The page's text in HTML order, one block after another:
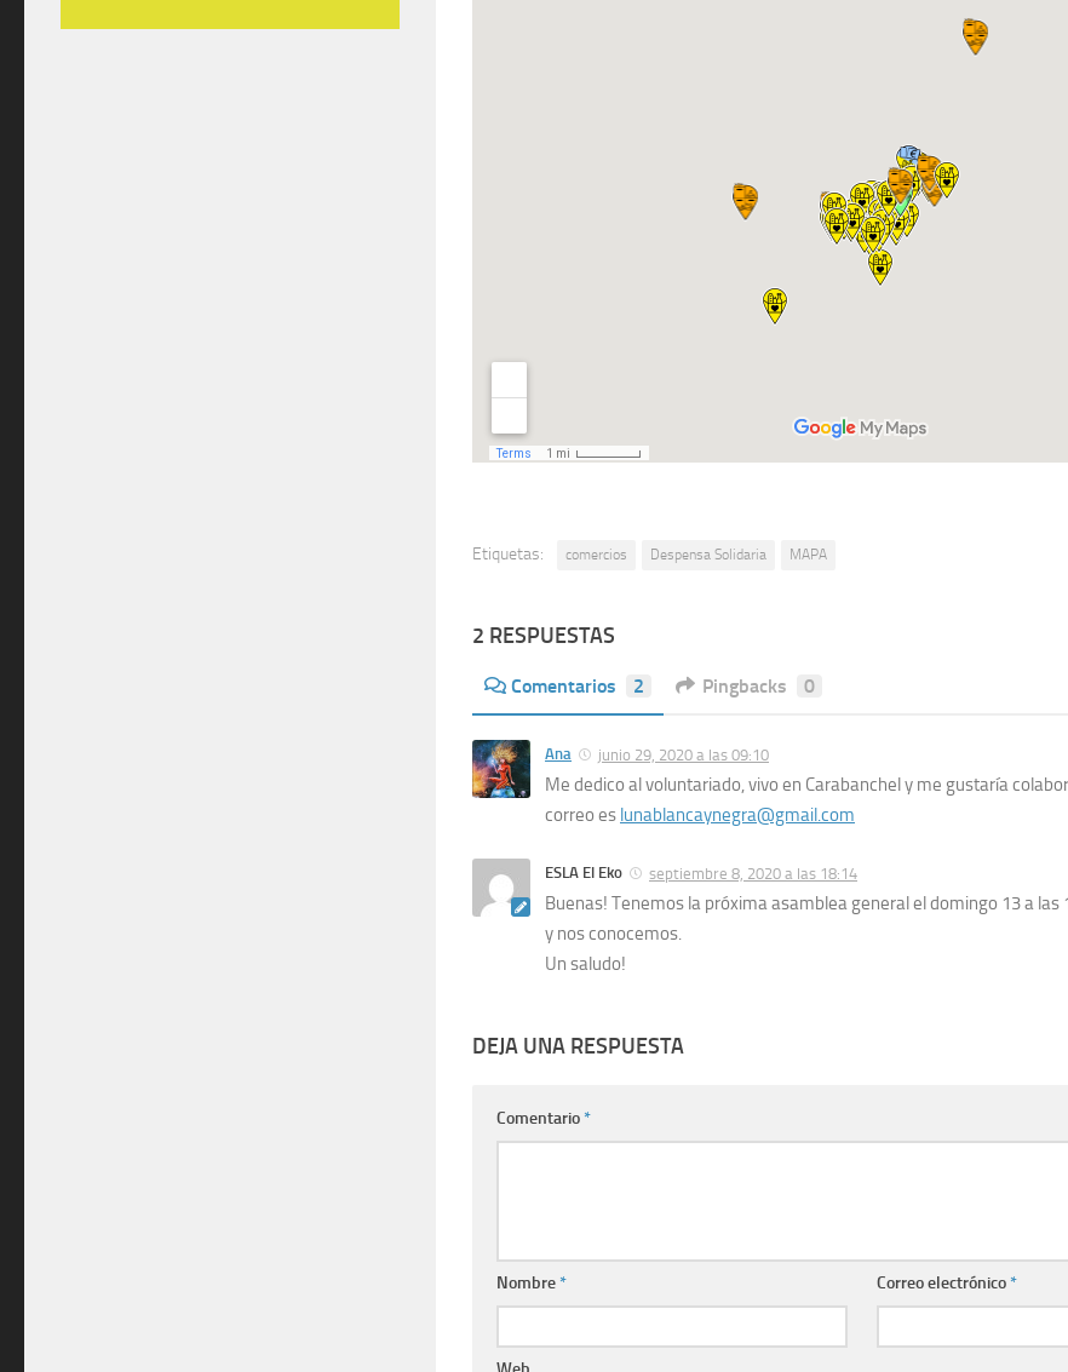
Etiquetas: comercios Despensa Solidaria MAPA
2 RESPUESTAS
Comentarios 2 Pingbacks 0
Ana junio 29, 2020 a las 09:10
Me dedico al voluntariado, vivo en Carabanchel y me gustaría
correo es lunablancaynegra@gmail.com
ESLA El Eko septiembre 8, 2020 a las 18:14
Buenas! Tenemos la próxima asamblea general el domingo 13 a las
y nos conocemos.
Un saludo!
DEJA UNA RESPUESTA
Comentario*
Nombre* Correo electrónico*